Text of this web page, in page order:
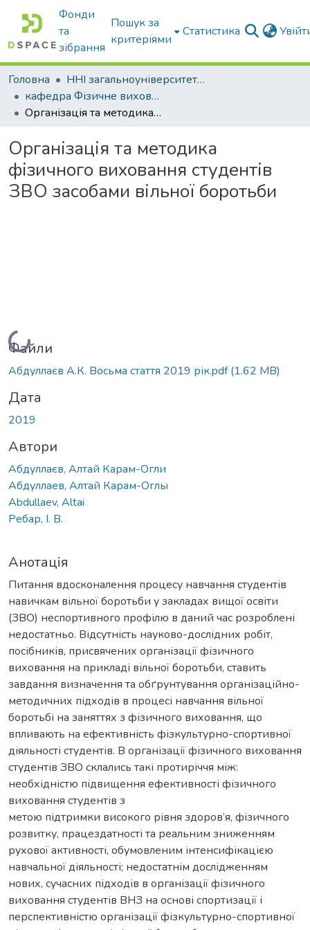
Фонди
та
зібрання
Пошук за
критеріями
Статистика
Головна
ННІ загальноуніверситетської підготовки
кафедра Фізичне виховання і спорт
Організація та методика фізичного виховання студентів ЗВО засобами вільної боротьби
Організація та методика
фізичного виховання студентів
ЗВО засобами вільної боротьби
Вантажиться...
Файли
Абдуллаєв А.К. Восьма стаття 2019 рік.pdf(1.62 MB)
Дата
2019
Автори
Абдуллаєв, Алтай Карам-Огли
Абдуллаев, Алтай Карам-Оглы
Abdullaev, Altai
Ребар, І. В.
Анотація
Питання вдосконалення процесу навчання студентів
навичкам вільної боротьби у закладах вищої освіти
(ЗВО) неспортивного профілю в даний час розроблені
недостатньо. Відсутність науково-дослідних робіт,
посібників, присвячених організації фізичного
виховання на прикладі вільної боротьби, ставить
завдання визначення та обґрунтування організаційно-
методичних підходів в процесі навчання вільної
боротьбі на заняттях з фізичного виховання, що
впливають на ефективність фізкультурно-спортивної
діяльності студентів. В організації фізичного виховання
студентів ЗВО склались такі протиріччя між:
необхідністю підвищення ефективності фізичного
виховання студентів з
метою підтримки високого рівня здоров’я, фізичного
розвитку, працездатності та реальним зниженням
рухової активності, обумовленим інтенсифікацією
навчальної діяльності; недостатнім дослідженням
нових, сучасних підходів в організації фізичного
виховання студентів ВНЗ на основі спортизації і
перспективністю організації фізкультурно-спортивної